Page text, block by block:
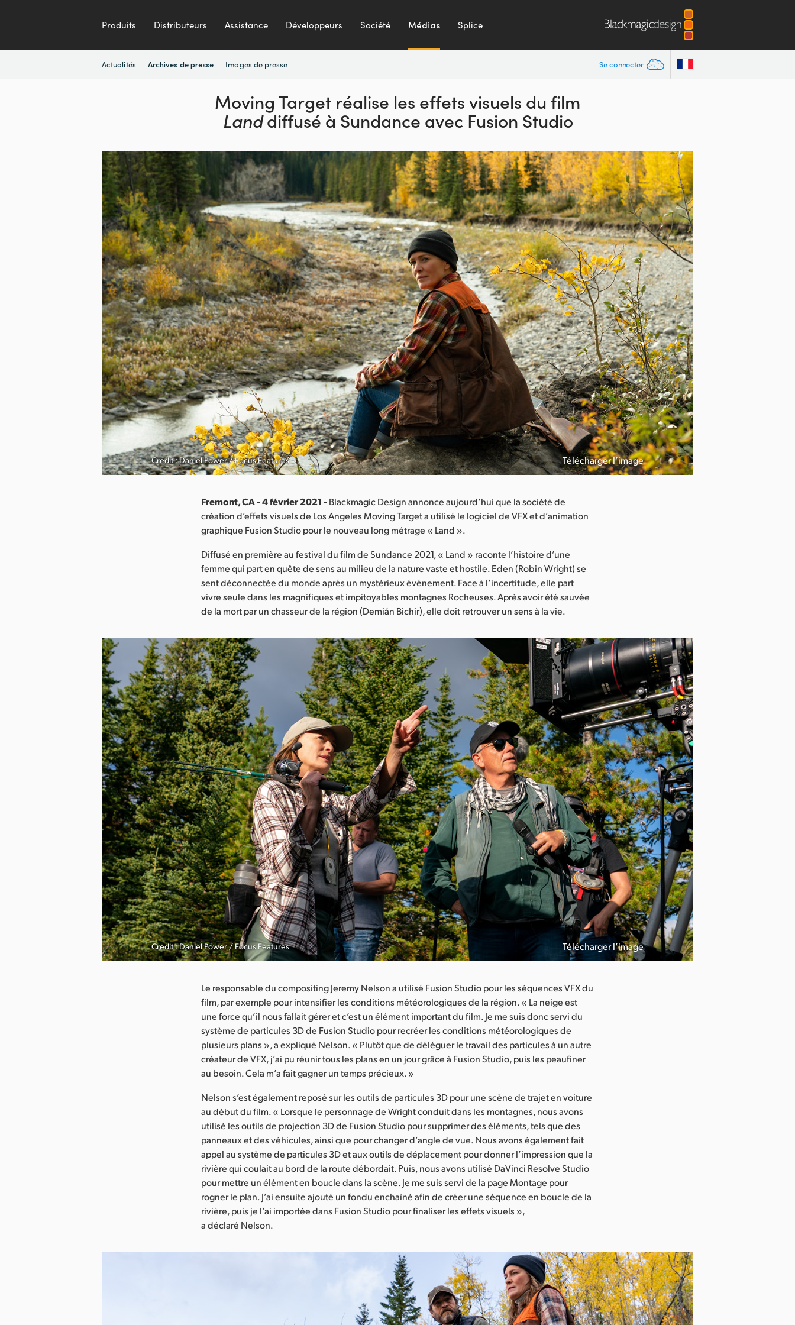
Produits Distributeurs Assistance Développeurs Société Médias Splice
Se connecter
Actualités Archives de presse Images de presse
Moving Target réalise les effetsvisuels du film
Landdiffusé à Sundance avec Fusion Studio
Credit : Daniel Power / Focus Features Télécharger l’image
Fremont, CA - 4 février 2021 - Blackmagic Design annonce aujourd’hui que la société de
création d’effets visuels de Los Angeles Moving Target a utilisé le logiciel de VFX et d’animation
graphique Fusion Studio pour le nouveau long métrage « Land ».
Diffusé en première au festival du film de Sundance 2021, « Land » raconte l’histoire d’une
femme qui part en quête de sens au milieu de la nature vaste et hostile. Eden (Robin Wright) se
sent déconnectée du monde après un mystérieux événement. Face à l’incertitude, elle part
vivre seule dans les magnifiques et impitoyables montagnes Rocheuses. Après avoir été sauvée
de la mort par un chasseur de la région (Demián Bichir), elle doit retrouver un sens à la vie.
Credit : Daniel Power / Focus Features Télécharger l’image
Le responsable du compositing Jeremy Nelson a utilisé Fusion Studio pour les séquences VFX du
film, par exemple pour intensifier les conditions météorologiques de la région. « La neige est
une force qu’il nous fallait gérer et c’est un élément important du film. Je me suis donc servi du
système de particules 3D de Fusion Studio pour recréer les conditions météorologiques de
plusieurs plans », a expliqué Nelson. « Plutôt que de déléguer le travail des particules à un autre
créateur de VFX, j’ai pu réunir tous les plans en un jour grâce à Fusion Studio, puis les peaufiner
au besoin. Cela m’a fait gagner un temps précieux. »
Nelson s’est également reposé sur les outils de particules 3D pour une scène de trajet en voiture
au début du film. « Lorsque le personnage de Wright conduit dans les montagnes, nous avons
utilisé les outils de projection 3D de Fusion Studio pour supprimer des éléments, tels que des
panneaux et des véhicules, ainsi que pour changer d’angle de vue. Nous avons également fait
appel au système de particules 3D et aux outils de déplacement pour donner l’impression que la
rivière qui coulait au bord de la route débordait. Puis, nous avons utilisé DaVinci Resolve Studio
pour mettre un élément en boucle dans la scène. Je me suis servi de la page Montage pour
rogner le plan. J’ai ensuite ajouté un fondu enchaîné afin de créer une séquence en boucle de la
rivière, puis je l’ai importée dans Fusion Studio pour finaliser les effets visuels »,
a déclaré Nelson.